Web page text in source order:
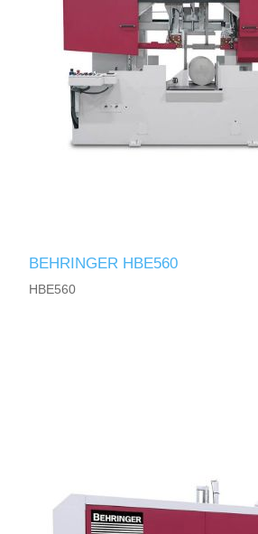
BEHRINGER HBE560
HBE560